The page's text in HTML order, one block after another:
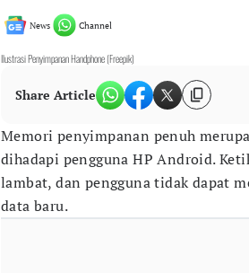
News Channel
Ilustrasi Penyimpanan Handphone (Freepik)
Share Article
Memori penyimpanan penuh
dihadapi pengguna HP Android.
lambat, dan pengguna tidak dapat
data baru.